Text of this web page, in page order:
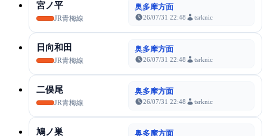
宮ノ平
JR青梅線
奥多摩方面
26/07/31 22:48 tsrknic
日向和田
JR青梅線
奥多摩方面
26/07/31 22:48 tsrknic
二俣尾
JR青梅線
奥多摩方面
26/07/31 22:48 tsrknic
鳩ノ巣 奥多摩方面